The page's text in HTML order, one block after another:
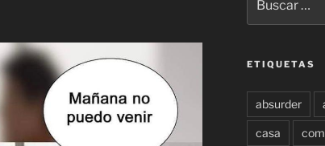
por:
ETIQUETAS
absurder
casa